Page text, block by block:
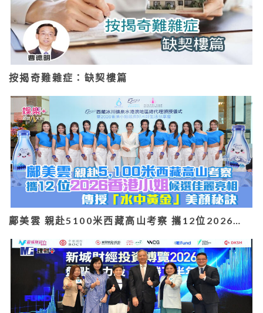
按揭奇難雜症：缺契樓篇
鄺美雲 親赴5100米西藏高山考察 攜12位2026…